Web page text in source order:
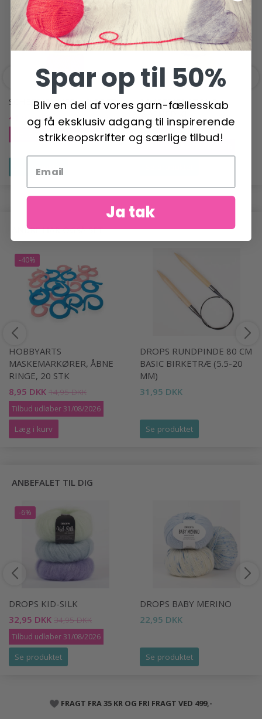
-19%
SCHEEPJES MERINO SOFT
41,95 DKK
51,95 DKK
Tilbud udløber 12/08/2026
Se produktet
SCHEEPJES STONE
WASHED XL
27,50 DKK
Tilbud udløber 12/08/2026
ANDRE HAR OGSÅ SET
-40%
HOBBYARTS
MASKEMARKØRER, ÅBNE
RINGE, 20 STK
8,95 DKK 14,95 DKK
Tilbud udløber 31/08/2026
Læg i kurv
DROPS RUNDPINDE 80 CM
BASIC BIRKETRÆ (5.5-20
MM)
31,95 DKK
Se produktet
ANBEFALET TIL DIG
-6%
DROPS KID-SILK
32,95 DKK 34,95 DKK
Tilbud udløber 31/08/2026
Se produktet
DROPS BABY MERINO
22,95 DKK
Se produktet
FRAGT FRA 35 KR OG FRI FRAGT VED 499,-
Spar op til 50%
Bliv en del af vores garn-fællesskab
og få eksklusiv adgang til inspirerende
strikkeopskrifter og særlige tilbud!
Ja tak